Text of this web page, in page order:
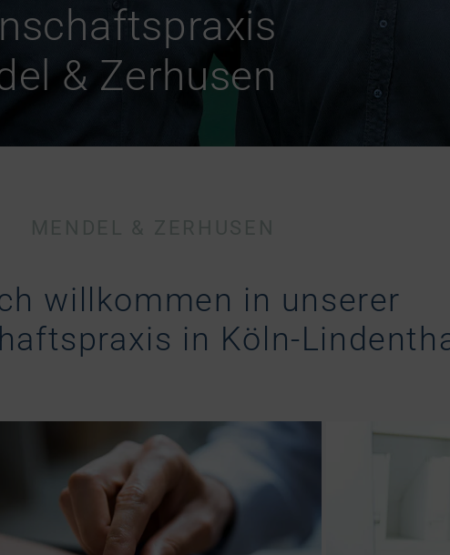
& Zerhusen
willkommen in unserer
in Köln-